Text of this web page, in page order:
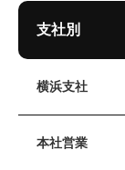
支社別
横浜支社
本社営業